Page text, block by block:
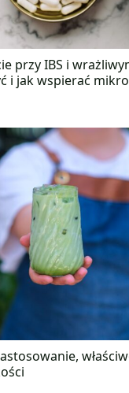
przy IBS i
i jak wspierać